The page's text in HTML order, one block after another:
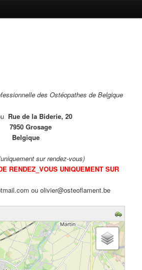
des Ostéopathes de Belgique
Rue de la Biderie, 20
Grosage
sur rendez-vous)
RENDEZ_VOUS UNIQUEMENT SUR
ou olivier@osteoflament.be
patienter...